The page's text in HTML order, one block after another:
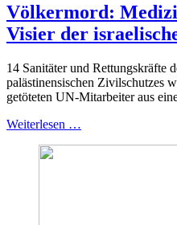
Völkermord:
Visier der
14 Sanitäter und Rettungskräfte
palästinensischen Zivilschutzes
getöteten UN-Mitarbeiter aus
Weiterlesen …